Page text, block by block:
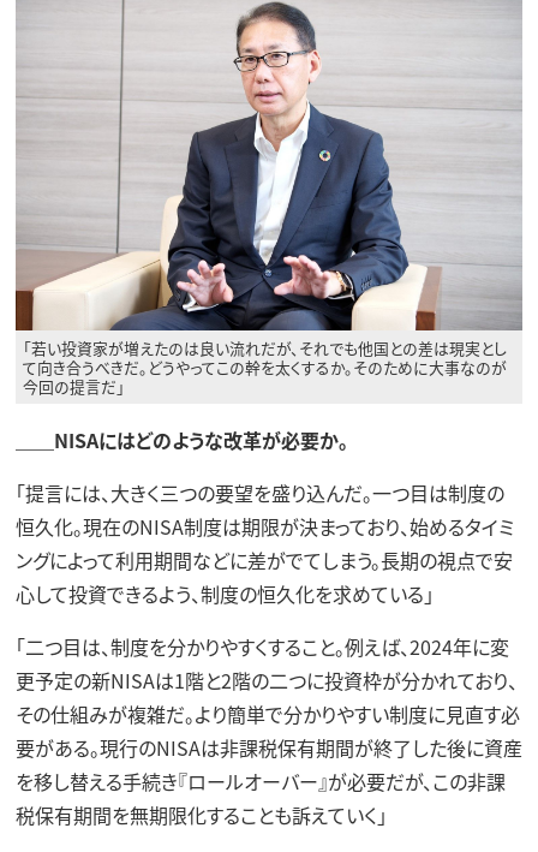
「若い投資家が増えたのは良い流れだが、それでも他国との差は現実とし
て向き合うべきだ。どうやってこの幹を太くするか。そのために大事なのが
今回の提言だ」
＿＿NISAにはどのような改革が必要か。
「提言には、大きく三つの要望を盛り込んだ。一つ目は制度の
恒久化。現在のNISA制度は期限が決まっており、始めるタイミ
ングによって利用期間などに差がでてしまう。長期の視点で安
心して投資できるよう、制度の恒久化を求めている」
「二つ目は、制度を分かりやすくすること。例えば、2024年に変
更予定の新NISAは1階と2階の二つに投資枠が分かれており、
その仕組みが複雑だ。より簡単で分かりやすい制度に見直す必
要がある。現行のNISAは非課税保有期間が終了した後に資産
を移し替える手続き『ロールオーバー』が必要だが、この非課
税保有期間を無期限化することも訴えていく」